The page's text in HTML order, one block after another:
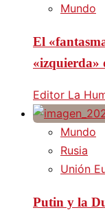
Mundo
El
«izquierda»
Editor La
Mundo
Rusia
Unión
Putin y la